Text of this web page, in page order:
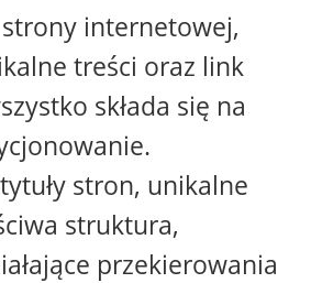
internetowej,
treści oraz link
składa się na
stron, unikalne
struktura,
przekierowania